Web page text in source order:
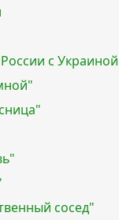
с Украиной
сосед"